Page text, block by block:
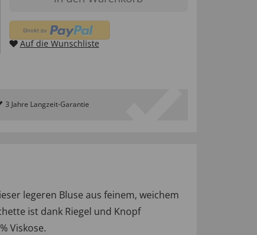
Auf die Wunschliste
3 Jahre Langzeit-Garantie
legeren Bluse aus feinem, weichem
ist dank Riegel und Knopf
Viskose.